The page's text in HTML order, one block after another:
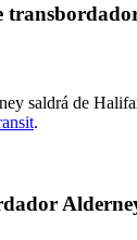
saldrá de
.